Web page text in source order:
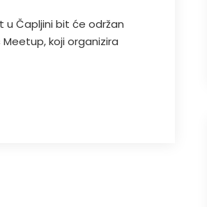
u Čapljini bit će održan
koji organizira